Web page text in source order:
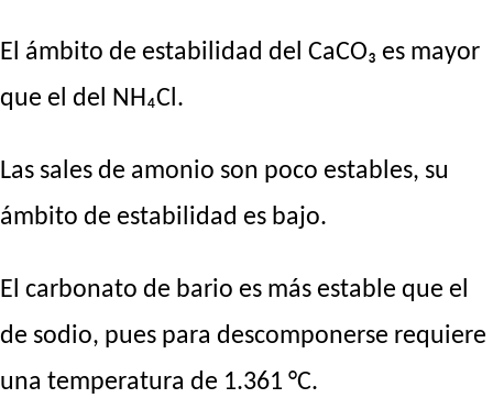
El ámbito de estabilidad del CaCO₃ es mayor
que el del NH₄Cl.
Las sales de amonio son poco estables, su
ámbito de estabilidad es bajo.
El carbonato de bario es más estable que el
de sodio, pues para descomponerse requiere
una temperatura de 1.361 °C.